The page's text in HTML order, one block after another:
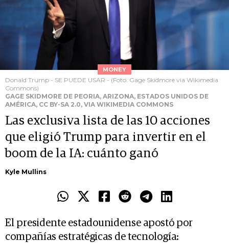
MONEY
Donald Trump - SE PUEDE USAR - (Foto: Gage Skidmore via Wikimedia
Commons)
GAGE SKIDMORE DE PEORIA, ARIZONA, ESTADOS UNIDOS DE
AMÉRICA, CC BY-SA 2.0, VIA WIKIMEDIA COMMONS
Las exclusiva lista de las 10 acciones
que eligió Trump para invertir en el
boom de la IA: cuánto ganó
Kyle Mullins
El presidente estadounidense apostó por
compañías estratégicas de tecnología: